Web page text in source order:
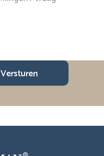
Versturen